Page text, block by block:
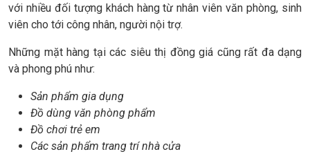
với nhiều đối tượng khách hàng từ nhân viên văn phòng, sinh
viên cho tới công nhân, người nội trợ.
Những mặt hàng tại các siêu thị đồng giá cũng rất đa dạng
và phong phú như:
Sản phẩm gia dụng
Đồ dùng văn phòng phẩm
Đồ chơi trẻ em
Các sản phẩm trang trí nhà cửa